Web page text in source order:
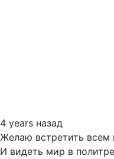
4 years назад
Желаю встретить всем
И видеть мир в